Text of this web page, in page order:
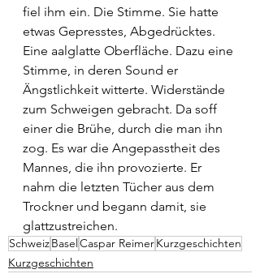
fiel ihm ein. Die Stimme. Sie hatte
etwas Gepresstes, Abgedrücktes.
Eine aalglatte Oberfläche. Dazu eine
Stimme, in deren Sound er
Ängstlichkeit witterte. Widerstände
zum Schweigen gebracht. Da soff
einer die Brühe, durch die man ihn
zog. Es war die Angepasstheit des
Mannes, die ihn provozierte. Er
nahm die letzten Tücher aus dem
Trockner und begann damit, sie
glattzustreichen.
SchweizBaselCaspar ReimerKurzgeschichten
Kurzgeschichten